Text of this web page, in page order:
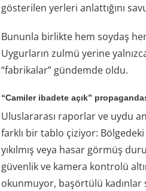
gösterilen yerleri anlattığını
Bununla birlikte hem soydaş
Uygurların zulmü yerine
“fabrikalar” gündemde oldu.
“Camiler ibadete açık”
Uluslararası raporlar ve uydu
farklı bir tablo çiziyor:
yıkılmış veya hasar görmüş
güvenlik ve kamera kontrolü
okunmuyor, başörtülü